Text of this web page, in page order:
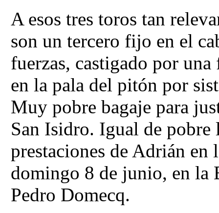
A esos tres toros tan
son un tercero fijo en el
fuerzas, castigado por una
en la pala del pitón por
Muy pobre bagaje para
San Isidro. Igual de pobre
prestaciones de Adrián en
domingo 8 de junio, en la
Pedro Domecq.